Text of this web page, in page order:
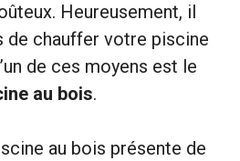
Heureusement, il
de chauffer votre piscine
de ces moyens est le
au bois.
au bois présente de